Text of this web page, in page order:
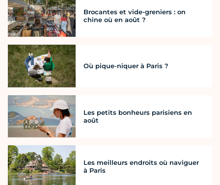
Brocantes et vide-greniers : on
chine où en août ?
Où pique-niquer à Paris ?
Les petits bonheurs parisiens en
août
Les meilleurs endroits où naviguer
à Paris